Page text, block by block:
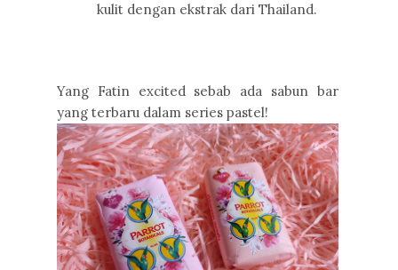
kulit dengan ekstrak dari Thailand.
Yang Fatin excited sebab ada sabun bar
yang terbaru dalam series pastel!